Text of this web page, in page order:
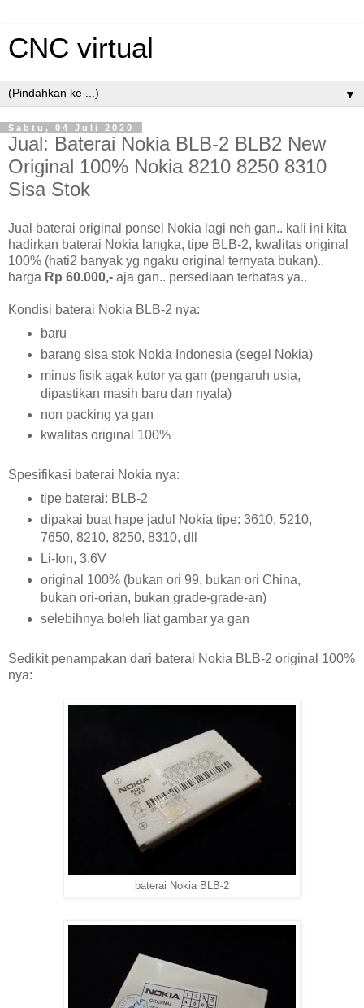
CNC virtual
▼
Sabtu, 04 Juli 2020
Jual: Baterai Nokia BLB-2 BLB2 New
Original 100% Nokia 8210 8250 8310
Sisa Stok
Jual baterai original ponsel Nokia lagi neh gan.. kali ini kita
hadirkan baterai Nokia langka, tipe BLB-2, kwalitas original
100% (hati2 banyak yg ngaku original ternyata bukan)..
harga Rp 60.000,- aja gan.. persediaan terbatas ya..
Kondisi baterai Nokia BLB-2 nya:
baru
barang sisa stok Nokia Indonesia (segel Nokia)
minus fisik agak kotor ya gan (pengaruh usia,
dipastikan masih baru dan nyala)
non packing ya gan
kwalitas original 100%
Spesifikasi baterai Nokia nya:
tipe baterai: BLB-2
dipakai buat hape jadul Nokia tipe: 3610, 5210,
7650, 8210, 8250, 8310, dll
Li-Ion, 3.6V
original 100% (bukan ori 99, bukan ori China,
bukan ori-orian, bukan grade-grade-an)
selebihnya boleh liat gambar ya gan
Sedikit penampakan dari baterai Nokia BLB-2 original 100%
nya:
baterai Nokia BLB-2